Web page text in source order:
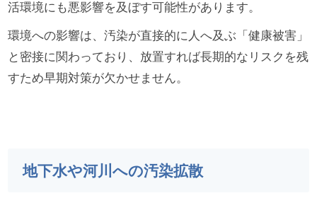
活環境にも悪影響を及ぼす可能性があります。
環境への影響は、汚染が直接的に人へ及ぶ「健康被害」
と密接に関わっており、放置すれば長期的なリスクを残
すため早期対策が欠かせません。
地下水や河川への汚染拡散